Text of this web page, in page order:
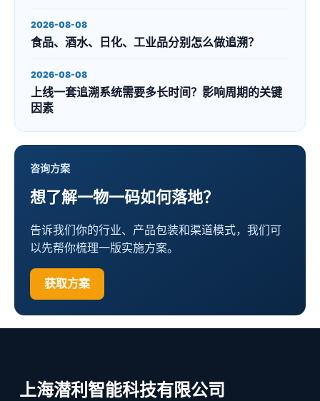
2026-08-08
食品、酒水、日化、工业品分别怎么做追溯？
2026-08-08
上线一套追溯系统需要多长时间？影响周期的关键
因素
咨询方案
想了解一物一码如何落地？
告诉我们你的行业、产品包装和渠道模式，我们可
以先帮你梳理一版实施方案。
获取方案
上海潜利智能科技有限公司